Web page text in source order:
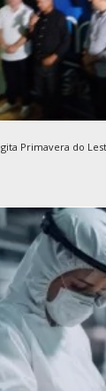
Primavera do